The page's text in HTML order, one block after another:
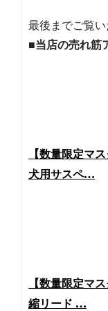
最後までご覧
■当店の売れ筋
【数量限定マ
犬用サスペ…
【数量限定マ
縮リード …